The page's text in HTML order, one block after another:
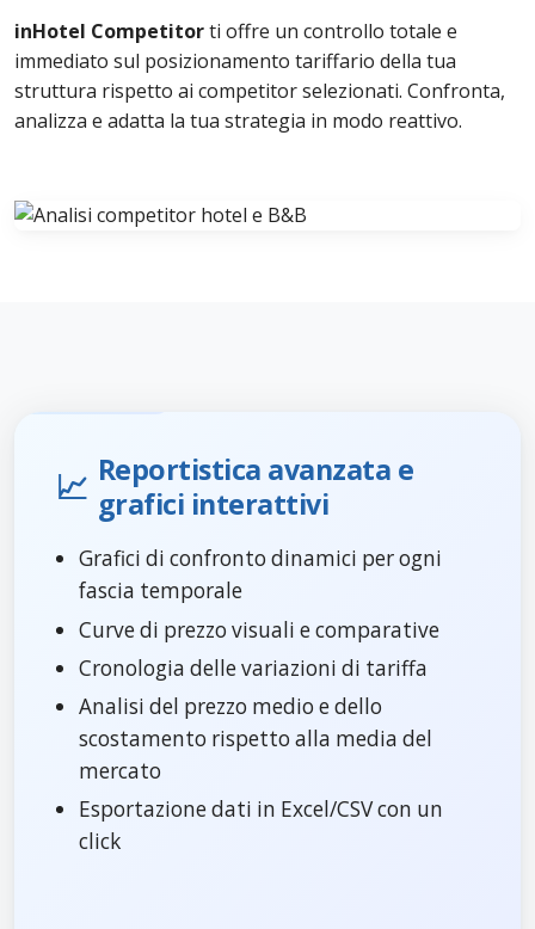
inHotel Competitorti offre un controllo totale e
immediato sul posizionamento tariffario della tua
struttura rispetto ai competitor selezionati. Confronta,
analizza e adatta la tua strategia in modo reattivo.
📈 Reportistica avanzata e
grafici interattivi
Grafici di confronto dinamici per ogni
fascia temporale
Curve di prezzo visuali e comparative
Cronologia delle variazioni di tariffa
Analisi del prezzo medio e dello
scostamento rispetto alla media del
mercato
Esportazione dati in Excel/CSV con un
click